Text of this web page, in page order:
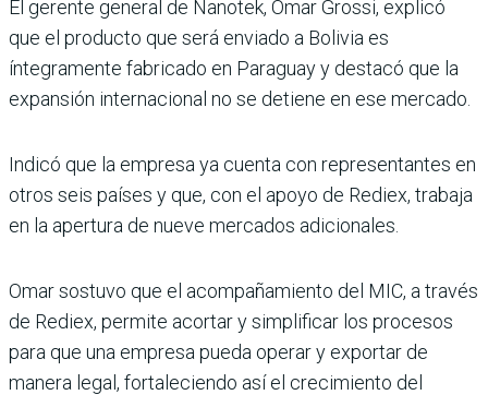
El gerente general de Nanotek, Omar Grossi, explicó
que el producto que será enviado a Bolivia es
íntegramente fabricado en Paraguay y destacó que la
expansión internacional no se detiene en ese mercado.
Indicó que la empresa ya cuenta con representantes en
otros seis países y que, con el apoyo de Rediex, trabaja
en la apertura de nueve mercados adicionales.
Omar sostuvo que el acompañamiento del MIC, a través
de Rediex, permite acortar y simplificar los procesos
para que una empresa pueda operar y exportar de
manera legal, fortaleciendo así el crecimiento del